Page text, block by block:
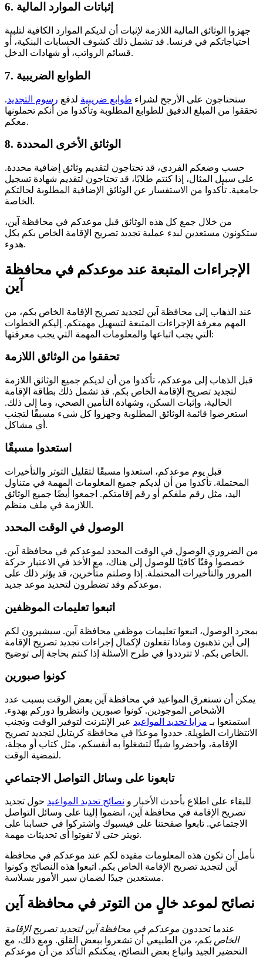
6. إثباتات الموارد المالية
جهزوا الوثائق المالية اللازمة لإثبات أن لديكم الموارد الكافية لتلبية
احتياجاتكم في فرنسا. قد تشمل ذلك كشوف الحسابات البنكية، أو
قسائم الرواتب، أو شهادات الدخل.
7. الطوابع الضريبية
ستحتاجون على الأرجح لشراء طوابع ضريبية لدفع رسوم التجديد.
تحققوا من المبلغ الدقيق للطوابع المطلوبة وتأكدوا من أنكم تحملونها
معكم.
8. الوثائق الأخرى المحددة
حسب وضعكم الفردي، قد تحتاجون لتقديم وثائق إضافية محددة.
على سبيل المثال، إذا كنتم طلابًا، قد تحتاجون لتقديم شهادة تسجيل
جامعية. تأكدوا من الاستفسار عن الوثائق الإضافية المطلوبة لحالتكم
الخاصة.
من خلال جمع كل هذه الوثائق قبل موعدكم في محافظة آين،
ستكونون مستعدين لبدء عملية تجديد تصريح الإقامة الخاص بكم بكل
هدوء.
الإجراءات المتبعة عند موعدكم في محافظة
آين
عند الذهاب إلى محافظة آين لتجديد تصريح الإقامة الخاص بكم، من
المهم معرفة الإجراءات المتبعة لتسهيل مهمتكم. إليكم الخطوات
التي يجب اتباعها والمعلومات المهمة التي يجب معرفتها:
تحققوا من الوثائق اللازمة
قبل الذهاب إلى موعدكم، تأكدوا من أن لديكم جميع الوثائق اللازمة
لتجديد تصريح الإقامة الخاص بكم. قد تشمل ذلك بطاقة الإقامة
الحالية، وإثبات السكن، وشهادة التأمين الصحي، وما إلى ذلك.
استعرضوا قائمة الوثائق المطلوبة وجهزوا كل شيء مسبقًا لتجنب
أي مشاكل.
استعدوا مسبقًا
قبل يوم موعدكم، استعدوا مسبقًا لتقليل التوتر والتأخيرات
المحتملة. تأكدوا من أن لديكم جميع المعلومات المهمة في متناول
اليد، مثل رقم ملفكم أو رقم إقامتكم. اجمعوا أيضًا جميع الوثائق
اللازمة في ملف منظم.
الوصول في الوقت المحدد
من الضروري الوصول في الوقت المحدد لموعدكم في محافظة آين.
خصصوا وقتًا كافيًا للوصول إلى هناك، مع الأخذ في الاعتبار حركة
المرور والتأخيرات المحتملة. إذا وصلتم متأخرين، قد يؤثر ذلك على
موعدكم وقد تضطرون لتحديد موعد جديد.
اتبعوا تعليمات الموظفين
بمجرد الوصول، اتبعوا تعليمات موظفي محافظة آين. سيشيرون لكم
إلى أين تذهبون وماذا تفعلون لإكمال إجراءات تجديد تصريح الإقامة
الخاص بكم. لا تترددوا في طرح الأسئلة إذا كنتم بحاجة إلى توضيح.
كونوا صبورين
يمكن أن تستغرق المواعيد في محافظة آين بعض الوقت بسبب عدد
الأشخاص الموجودين. كونوا صبورين وانتظروا دوركم بهدوء.
استمتعوا بـ مزايا تحديد المواعيد عبر الإنترنت لتوفير الوقت وتجنب
الانتظارات الطويلة. حددوا موعدًا في محافظة كريتايل لتجديد تصريح
الإقامة، واحضروا شيئًا لتشغلوا به أنفسكم، مثل كتاب أو مجلة،
لتمضية الوقت.
تابعونا على وسائل التواصل الاجتماعي
للبقاء على اطلاع بأحدث الأخبار و نصائح تحديد المواعيد حول تجديد
تصريح الإقامة في محافظة آين، انضموا إلينا على وسائل التواصل
الاجتماعي. تابعوا صفحتنا على فيسبوك واشتركوا في حسابنا على
تويتر حتى لا تفوتوا أي تحديثات مهمة.
نأمل أن تكون هذه المعلومات مفيدة لكم عند موعدكم في محافظة
آين لتجديد تصريح الإقامة الخاص بكم. اتبعوا هذه النصائح وكونوا
مستعدين جيدًا لضمان سير الأمور بسلاسة.
نصائح لموعد خالٍ من التوتر في محافظة آين
عندما تحددون موعدكم في محافظة آين لتجديد تصريح الإقامة
الخاص بكم، من الطبيعي أن تشعروا ببعض القلق. ومع ذلك، مع
التحضير الجيد واتباع بعض النصائح، يمكنكم التأكد من أن موعدكم